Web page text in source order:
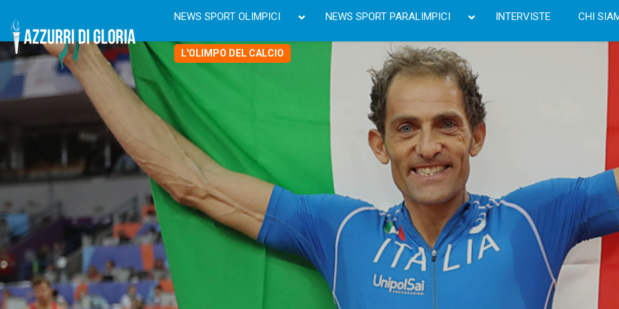
NEWS SPORT OLIMPICI NEWS SPORT PARALIMPICI INTERVISTE CHI
L'OLIMPO DEL CALCIO